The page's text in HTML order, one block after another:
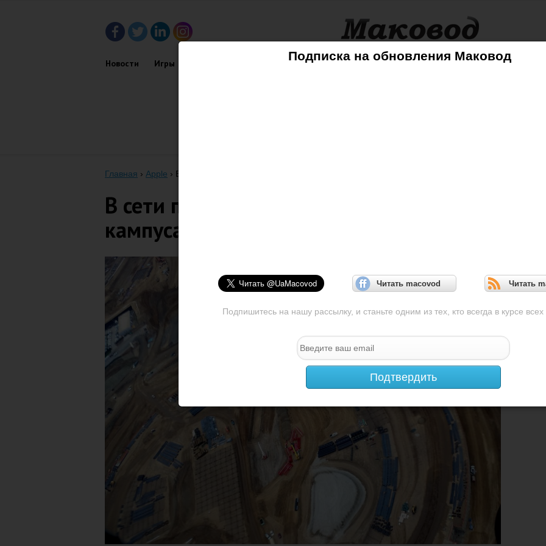
Подписка на обновления Маковод
Читать macovod Читать
Подпишитесь на нашу рассылку, и станьте одним из тех, кто всегда в курсе всех
Подтвердить
Новости Игры Советы Mac iPhone iPad iPod AppleTV
Главная › Apple › В сети появились аэрофотоснимки кампуса Apple
В сети появились аэрофотоснимки
кампуса Apple